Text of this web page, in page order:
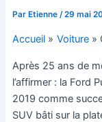
Par Etienne /29 mai
Accueil Voiture
Après 25 ans de
l’affirmer : la Ford
2019 comme
SUV bâti sur la